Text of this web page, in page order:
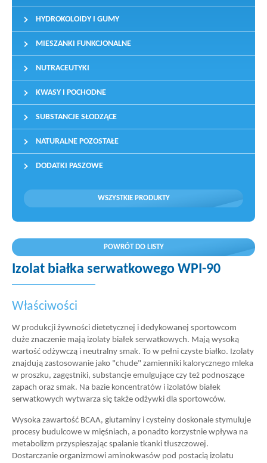
HYDROKOLOIDY I GUMY
MIESZANKI FUNKCJONALNE
NUTRACEUTYKI
KWASY I POCHODNE
SUBSTANCJE SŁODZĄCE
NATURALNE POZOSTAŁE
DODATKI PASZOWE
WSZYSTKIE PRODUKTY
POWRÓT DO LISTY
Izolat białka serwatkowego WPI-90
Właściwości
W produkcji żywności dietetycznej i dedykowanej sportowcom
duże znaczenie mają izolaty białek serwatkowych. Mają wysoką
wartość odżywczą i neutralny smak. To w pełni czyste białko. Izolaty
znajdują zastosowanie jako "chude" zamienniki kalorycznego mleka
w proszku, zagęstniki, substancje emulgujące czy też podnoszące
zapach oraz smak. Na bazie koncentratów i izolatów białek
serwatkowych wytwarza się także odżywki dla sportowców.
Wysoka zawartość BCAA, glutaminy i cysteiny doskonale stymuluje
procesy budulcowe w mięśniach, a ponadto korzystnie wpływa na
metabolizm przyspieszając spalanie tkanki tłuszczowej.
Dostarczanie organizmowi aminokwasów pod postacią izolatu